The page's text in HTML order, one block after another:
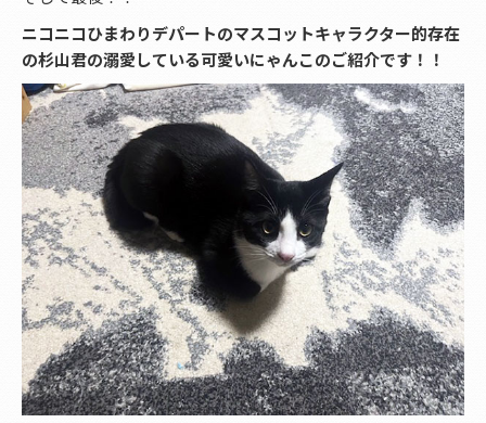
ニコニコひまわりデパートのマスコットキャラクター的存在
の杉山君の溺愛している可愛いにゃんこのご紹介です！！